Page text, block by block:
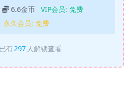
6.6金币 VIP会员: 免费
永久会员: 免费
已有297 人解锁查看